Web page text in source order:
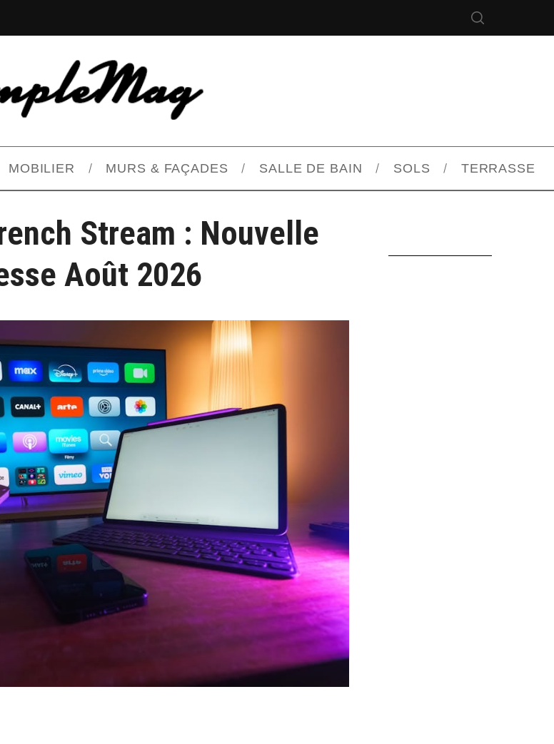
MOBILIER MURS & FAÇADES SALLE DE BAIN SOLS TERRASSE
Stream : Nouvelle
Août 2026